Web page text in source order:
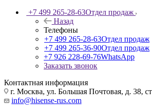
+7 499 265-28-63Отдел продаж
Назад
Телефоны
+7 499 265-28-63Отдел продаж
+7 499 265-36-90Отдел продаж
+7 926 228-69-76WhatsApp
Заказать звонок
Контактная информация
г. Москва, ул. Большая Почтовая, д. 38,
info@hisense-rus.com